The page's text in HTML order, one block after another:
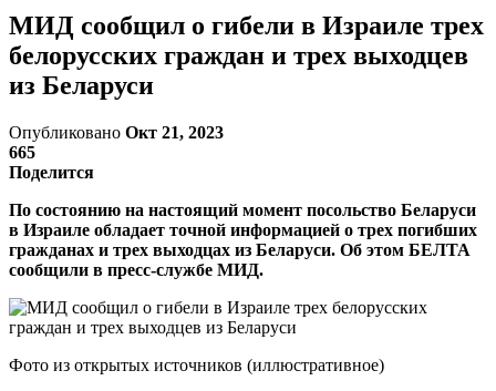
МИД сообщил о гибели в Израиле трех
белорусских граждан и трех выходцев
из Беларуси
Опубликовано Окт 21, 2023
665
Поделится
По состоянию на настоящий момент посольство Беларуси
в Израиле обладает точной информацией о трех погибших
гражданах и трех выходцах из Беларуси. Об этом БЕЛТА
сообщили в пресс-службе МИД.
Фото из открытых источников (иллюстративное)